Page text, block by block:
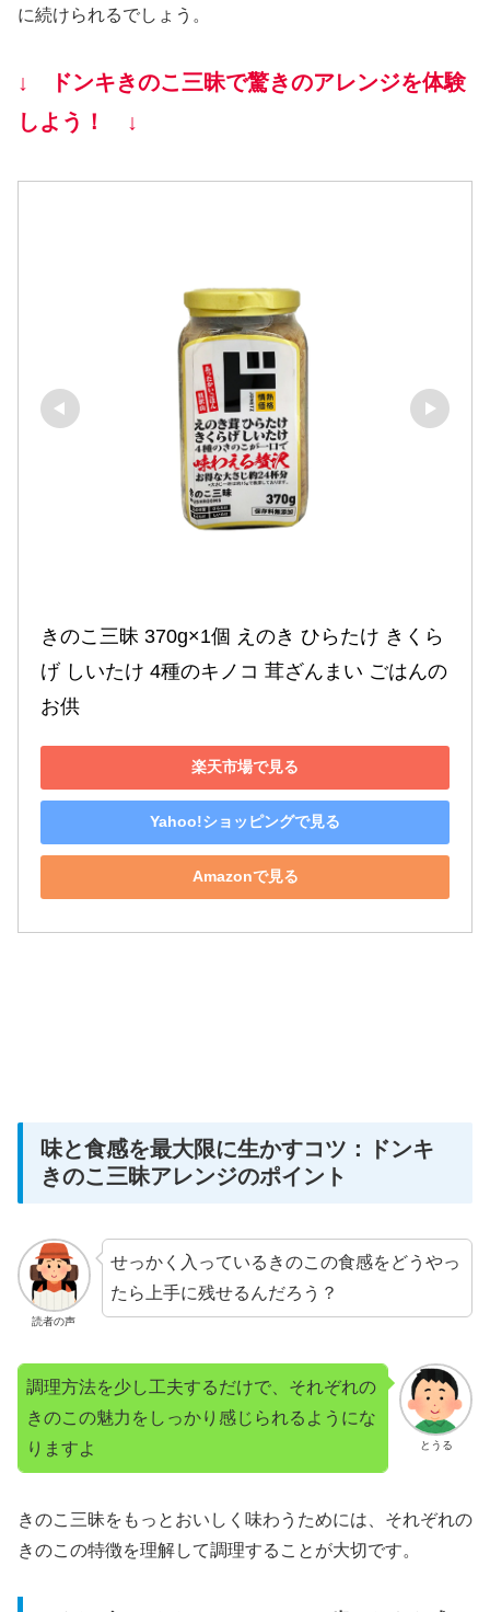
に続けられるでしょう。
↓ ドンキきのこ三昧で驚きのアレンジを体験
しよう！ ↓
きのこ三昧 370g×1個 えのき ひらたけ きくら
げ しいたけ 4種のキノコ 茸ざんまい ごはんの
お供
楽天市場で見る
Yahoo!ショッピングで見る
Amazonで見る
味と食感を最大限に生かすコツ：ドンキ
きのこ三昧アレンジのポイント
読者の声
せっかく入っているきのこの食感をどうやっ
たら上手に残せるんだろう？
とうる
調理方法を少し工夫するだけで、それぞれの
きのこの魅力をしっかり感じられるようにな
りますよ
きのこ三昧をもっとおいしく味わうためには、それぞれの
きのこの特徴を理解して調理することが大切です。